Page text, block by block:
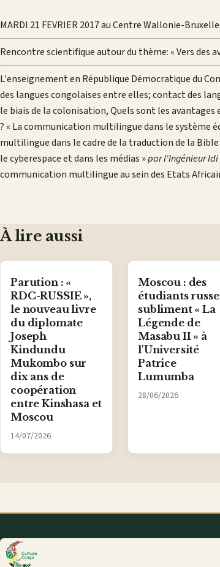
MARDI 21 FEVRIER 2017 au Centre Wallonie-
Rencontre scientifique autour du thème: « Vers des
L'enseignement en République Démocratique du
des langues congolaises entre elles; contact des
le biais de la colonisation, Quels sont les
? « La communication multilingue dans le système
multilingue dans le cadre de la traduction de la
le cyberespace et dans les médias »par l'Ingénieur Idi
communication multilingue au sein des Etats
À lire aussi
Parution : «
RDC-RUSSIE »,
le nouveau livre
du diplomate
Joseph
Kindundu
Mukombo sur
dix ans de
coopération
entre Kinshasa et
Moscou
14/07/2026
Moscou : des
étudiants
subliment « La
Légende de
Masabu II » à
l'Université
Patrice
Lumumba
28/06/2026